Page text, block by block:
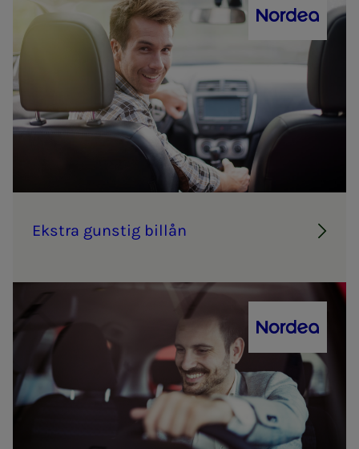
Nordea
Eks­tra guns­­­tig bil­lån
Nordea